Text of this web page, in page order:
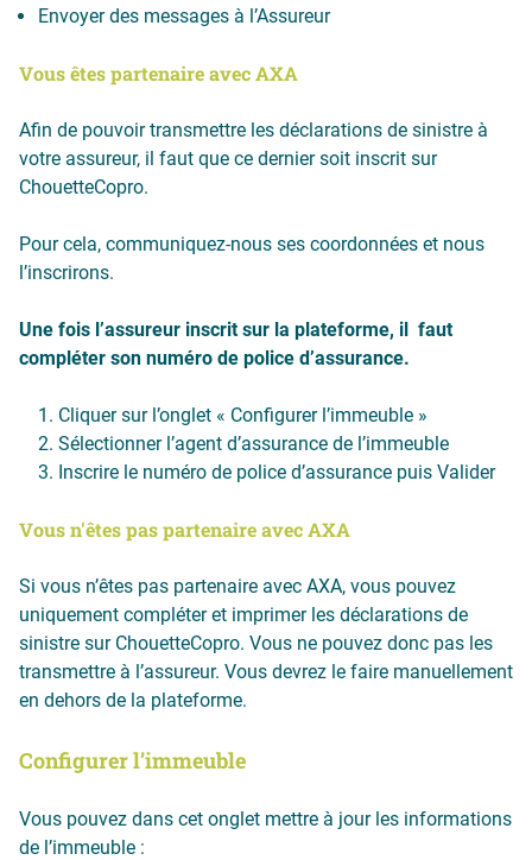
Envoyer des messages à l’Assureur
Vous êtes partenaire avec AXA
Afin de pouvoir transmettre les déclarations de sinistre à
votre assureur, il faut que ce dernier soit inscrit sur
ChouetteCopro.
Pour cela, communiquez-nous ses coordonnées et nous
l’inscrirons.
Une fois l’assureur inscrit sur la plateforme, il faut
compléter son numéro de police d’assurance.
Cliquer sur l’onglet « Configurer l’immeuble »
Sélectionner l’agent d’assurance de l’immeuble
Inscrire le numéro de police d’assurance puis Valider
Vous n'êtes pas partenaire avec AXA
Si vous n’êtes pas partenaire avec AXA, vous pouvez
uniquement compléter et imprimer les déclarations de
sinistre sur ChouetteCopro. Vous ne pouvez donc pas les
transmettre à l’assureur. Vous devrez le faire manuellement
en dehors de la plateforme.
Configurer l’immeuble
Vous pouvez dans cet onglet mettre à jour les informations
de l’immeuble :